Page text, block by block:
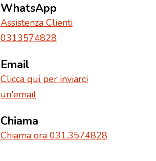
WhatsApp
Assistenza Clienti
0313574828
Email
Clicca qui per inviarci
un'email
Chiama
Chiama ora 031.3574828